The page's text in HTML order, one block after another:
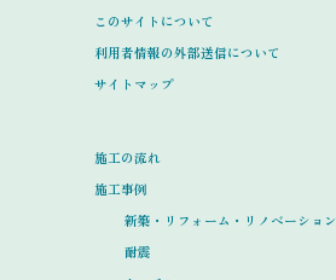
このサイトについて
利用者情報の外部送信について
サイトマップ
施工の流れ
施工事例
新築・リフォーム・リノベーション
耐震